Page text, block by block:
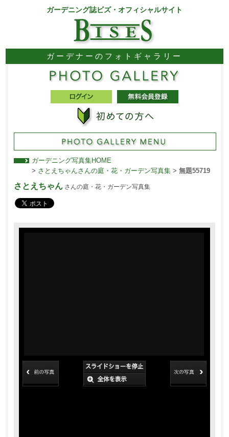
ガーデニング誌ビズ・オフィシャルサイト
ガーデナーのフォトギャラリー
ガーデニング写真集HOME
> さとえちゃんさんの庭・花・ガーデン写真集> 無題55719
さとえちゃんさんの庭・花・ガーデン写真集